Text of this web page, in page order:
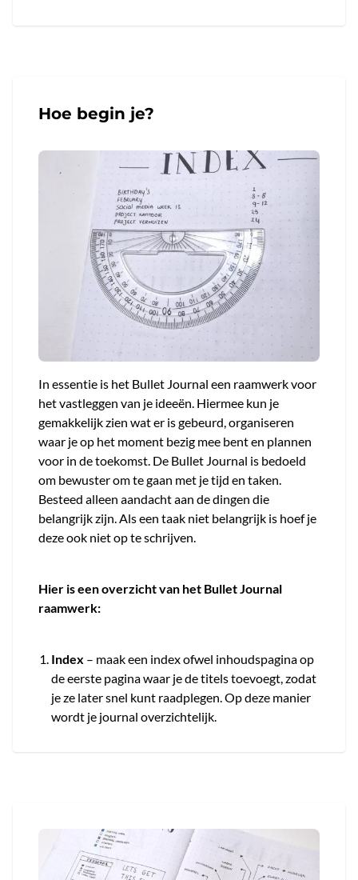
Hoe begin je?
In essentie is het Bullet Journal een raamwerk voor
het vastleggen van je ideeën. Hiermee kun je
gemakkelijk zien wat er is gebeurd, organiseren
waar je op het moment bezig mee bent en plannen
voor in de toekomst. De Bullet Journal is bedoeld
om bewuster om te gaan met je tijd en taken.
Besteed alleen aandacht aan de dingen die
belangrijk zijn. Als een taak niet belangrijk is hoef je
deze ook niet op te schrijven.
Hier is een overzicht van het Bullet Journal
raamwerk:
Index – maak een index ofwel inhoudspagina op
de eerste pagina waar je de titels toevoegt, zodat
je ze later snel kunt raadplegen. Op deze manier
wordt je journal overzichtelijk.